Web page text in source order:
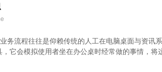
流程往往是仰赖传统的人工在电脑桌面与资讯
它会模拟使用者坐在办公桌时经常做的事情，将